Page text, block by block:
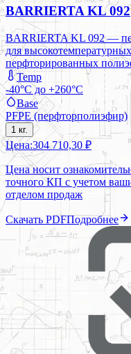
BARRIERTA KL 092
BARRIERTA KL 092 —
для
перфторированных
Temp
-40°C до +260°C
Base
PFPE (перфторполиэфир)
1 кг.
Цена:304 710,30 ₽
Цена носит
точного КП с учетом
отделом продаж
Скачать PDFПодробнее